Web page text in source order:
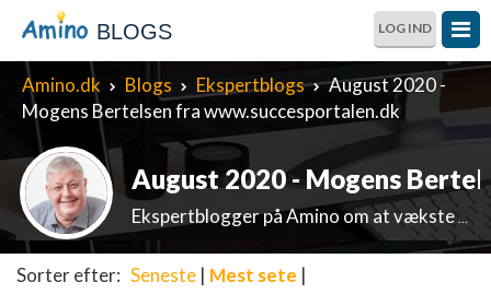
BLOGS LOG IND
Amino.dk Blogs Ekspertblogs
August 2020 -
Mogens Bertelsen fra www.succesportalen.dk
August 2020 - Mogens
Ekspertblogger på Amino om at vækste mikrovirksomheder med mening og en familievenlig bundlinje.
Sorter efter: Seneste | Mest sete |